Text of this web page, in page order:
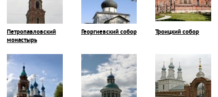
Петропавловский
монастырь
Георгиевский собор Троицкий собор